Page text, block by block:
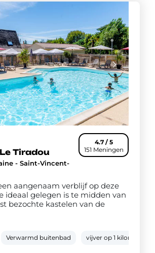
4.7 / 5
151 Meningen
Tiradou
- Saint-Vincent-
aangenaam verblijf op deze
ideaal gelegen is te midden van
bezochte kastelen van de
Verwarmd buitenbad vijver op 1 kilometer